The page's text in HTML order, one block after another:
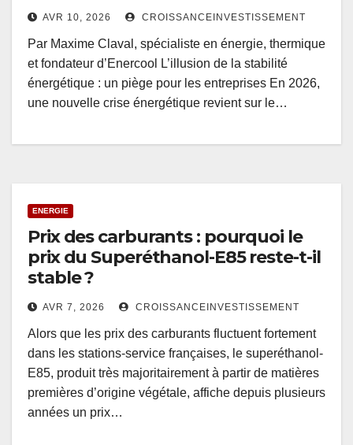
AVR 10, 2026 CROISSANCEINVESTISSEMENT
Par Maxime Claval, spécialiste en énergie, thermique
et fondateur d’Enercool L’illusion de la stabilité
énergétique : un piège pour les entreprises En 2026,
une nouvelle crise énergétique revient sur le…
ENERGIE
Prix des carburants : pourquoi le
prix du Superéthanol-E85 reste-t-il
stable ?
AVR 7, 2026 CROISSANCEINVESTISSEMENT
Alors que les prix des carburants fluctuent fortement
dans les stations-service françaises, le superéthanol-
E85, produit très majoritairement à partir de matières
premières d’origine végétale, affiche depuis plusieurs
années un prix…